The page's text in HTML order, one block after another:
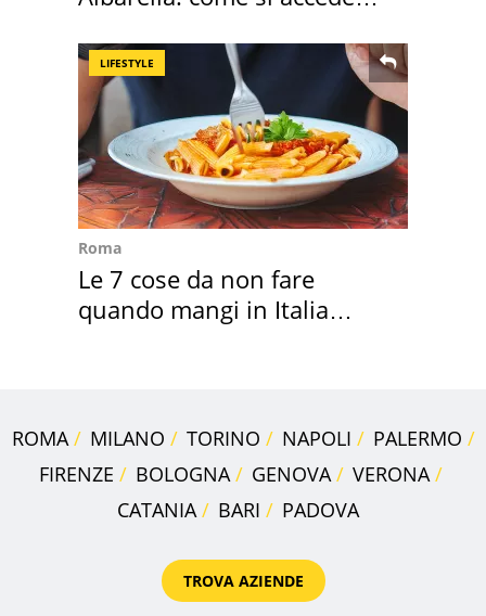
LIFESTYLE
Roma
Le 7 cose da non fare
quando mangi in Italia
ROMA MILANO TORINO NAPOLI
PALERMO
FIRENZE
BOLOGNA GENOVA
VERONA
CATANIA
BARI PADOVA
TROVA AZIENDE